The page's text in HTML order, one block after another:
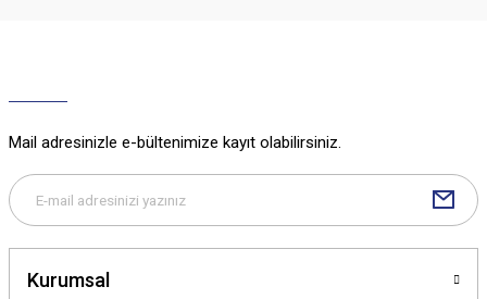
Bu ürüne benzer farklı alternatifler olmalı.
Mail adresinizle e-bültenimize kayıt olabilirsiniz.
Kurumsal